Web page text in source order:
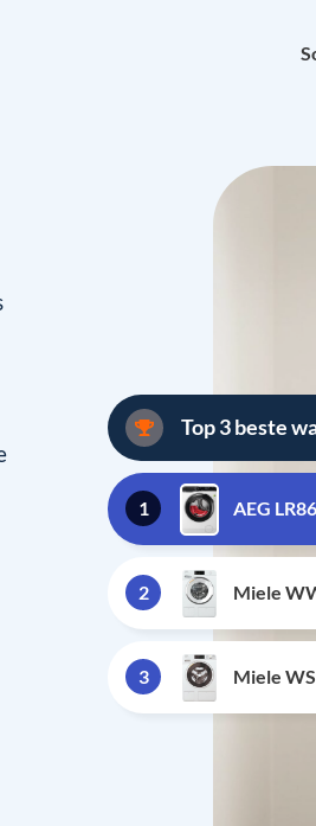
Top 3 beste
1 AEG
2 Miele
3 Miele